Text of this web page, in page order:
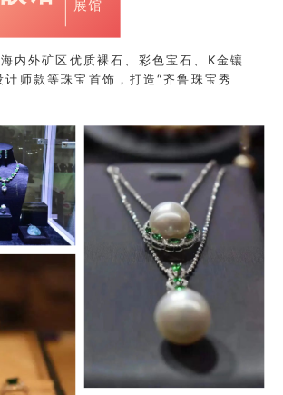
展馆
内外矿区优质裸石、彩色宝石、K金镶
师款等珠宝首饰，打造“齐鲁珠宝秀